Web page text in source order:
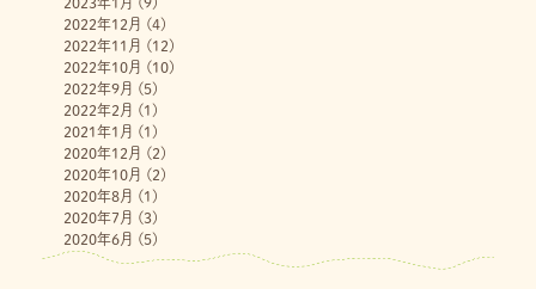
2022年12月 (4)
2022年11月 (12)
2022年10月 (10)
2022年9月 (5)
2022年2月 (1)
2021年1月 (1)
2020年12月 (2)
2020年10月 (2)
2020年8月 (1)
2020年7月 (3)
2020年6月 (5)